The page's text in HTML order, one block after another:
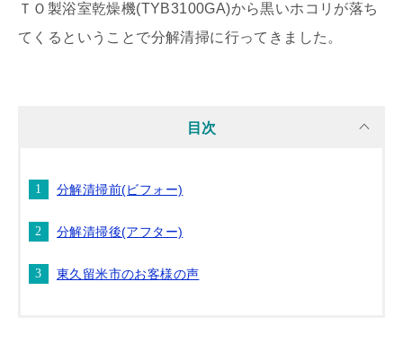
ＴＯ製浴室乾燥機(TYB3100GA)から黒いホコリが落ち
てくるということで分解清掃に行ってきました。
目次
分解清掃前(ビフォー)
分解清掃後(アフター)
東久留米市のお客様の声